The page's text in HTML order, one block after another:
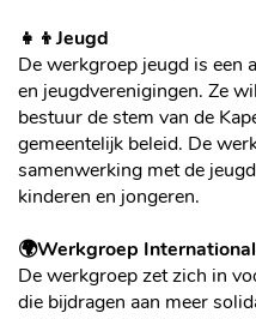
👧👦Jeugd
De werkgroep jeugd is een
en jeugdverenigingen. Ze
bestuur de stem van de
gemeentelijk beleid. De
samenwerking met de
kinderen en jongeren.
🌍Werkgroep
De werkgroep zet zich in
die bijdragen aan meer